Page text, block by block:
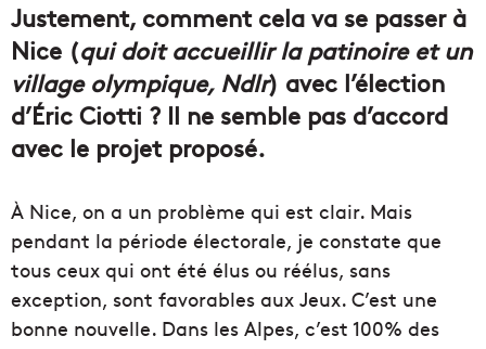
Justement, comment cela va se passer à
Nice (qui doit accueillir la patinoire et un
village olympique, Ndlr) avec l’élection
d’Éric Ciotti ? Il ne semble pas d’accord
avec le projet proposé.
À Nice, on a un problème qui est clair. Mais
pendant la période électorale, je constate que
tous ceux qui ont été élus ou réélus, sans
exception, sont favorables aux Jeux. C’est une
bonne nouvelle. Dans les Alpes, c’est 100% des